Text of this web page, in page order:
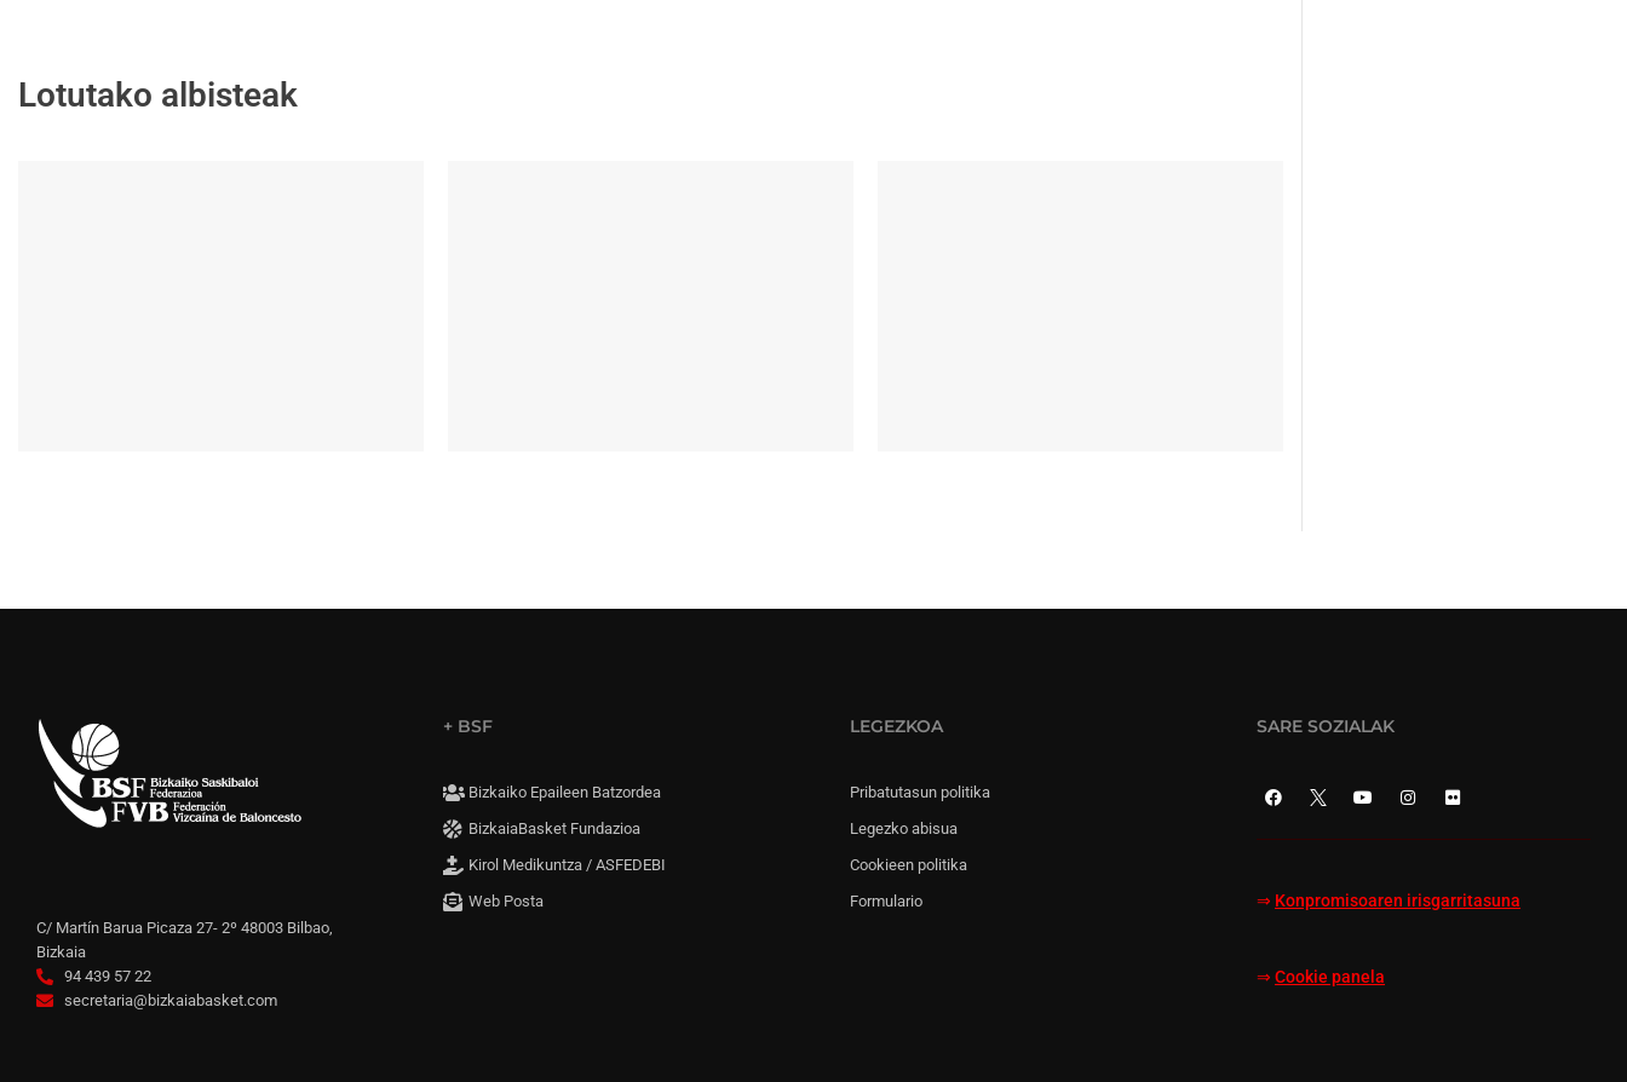
Lotutako albisteak
C/ Martín Barua Picaza 27- 2º 48003 Bilbao,
Bizkaia
94 439 57 22
secretaria@bizkaiabasket.com
+ BSF
Bizkaiko Epaileen Batzordea
BizkaiaBasket Fundazioa
Kirol Medikuntza / ASFEDEBI
Web Posta
LEGEZKOA
Pribatutasun politika
Legezko abisua
Cookieen politika
Formulario
SARE SOZIALAK
⇒ Konpromisoaren irisgarritasuna
⇒ Cookie panela